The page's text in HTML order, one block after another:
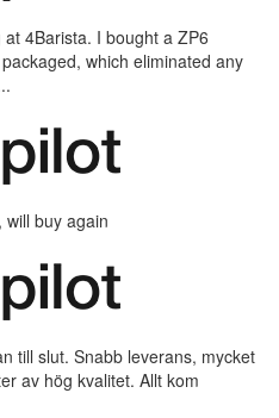
4Barista. I bought a ZP6
which eliminated any
will buy again
till slut. Snabb leverans, mycket
av hög kvalitet. Allt kom